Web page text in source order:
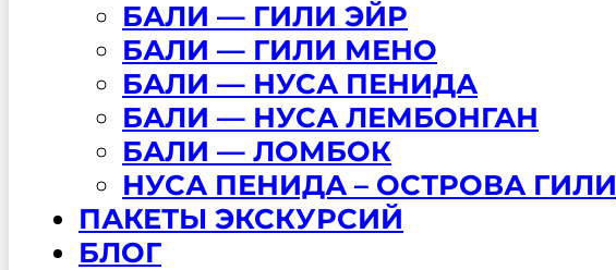
БАЛИ — ГИЛИ ЭЙР
БАЛИ — ГИЛИ МЕНО
БАЛИ — НУСА ПЕНИДА
БАЛИ — НУСА ЛЕМБОНГАН
БАЛИ — ЛОМБОК
НУСА ПЕНИДА – ОСТРОВА ГИЛИ
ПАКЕТЫ ЭКСКУРСИЙ
БЛОГ